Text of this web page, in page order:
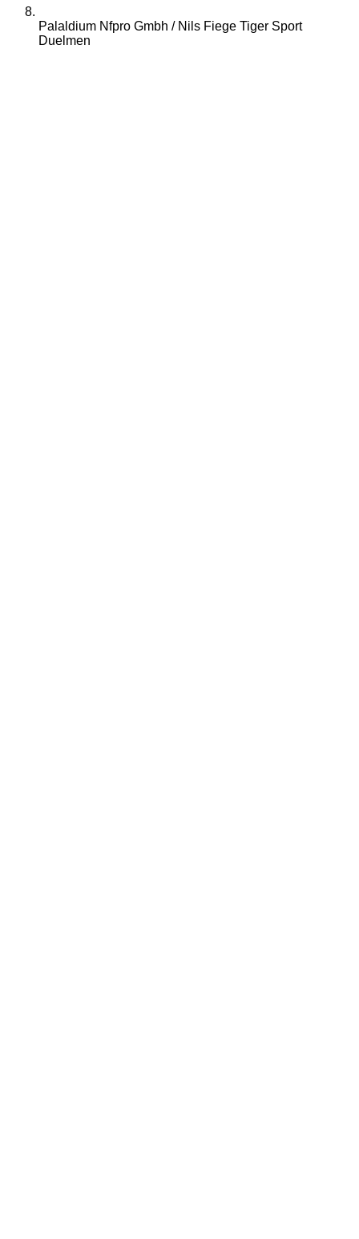
Palaldium Nfpro Gmbh / Nils Fiege Tiger Sport
Duelmen